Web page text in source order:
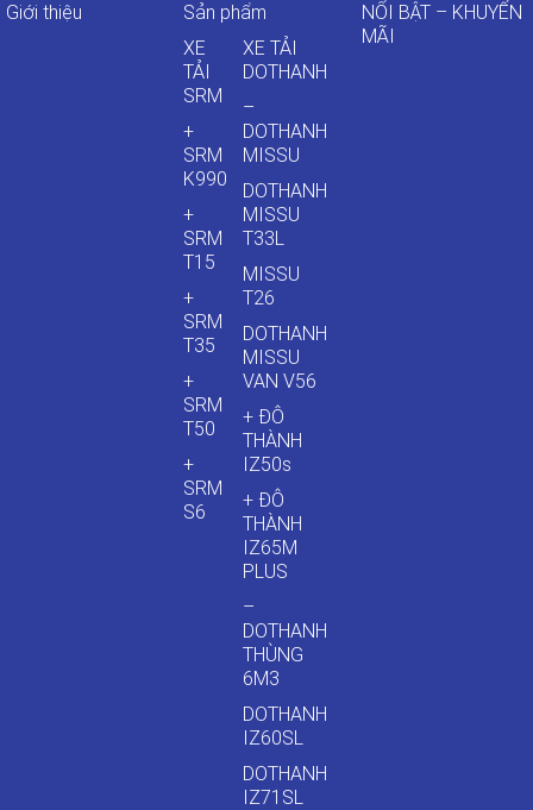
Giới thiệu
Sản phẩm
XE
TẢI
SRM
+
SRM
K990
+
SRM
T15
+
SRM
T35
+
SRM
T50
+
SRM
S6
XE TẢI
DOTHANH
–
DOTHANH
MISSU
DOTHANH
MISSU
T33L
MISSU
T26
DOTHANH
MISSU
VAN V56
+ ĐÔ
THÀNH
IZ50s
+ ĐÔ
THÀNH
IZ65M
PLUS
–
DOTHANH
THÙNG
6M3
DOTHANH
IZ60SL
DOTHANH
IZ71SL
NỔI BẬT – KHUYẾN
MÃI